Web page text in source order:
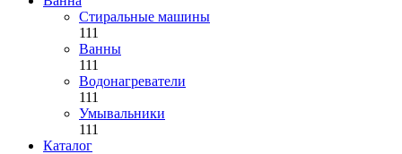
Стиральные машины
111
Ванны
111
Водонагреватели
111
Умывальники
111
Каталог